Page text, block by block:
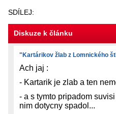
SDÍLEJ:
Diskuze k článku
"Kartárikov žlab z Lomnického
Ach jaj :
- Kartarik je zlab a ten
- a s tymto pripadom
nim dotycny spadol...